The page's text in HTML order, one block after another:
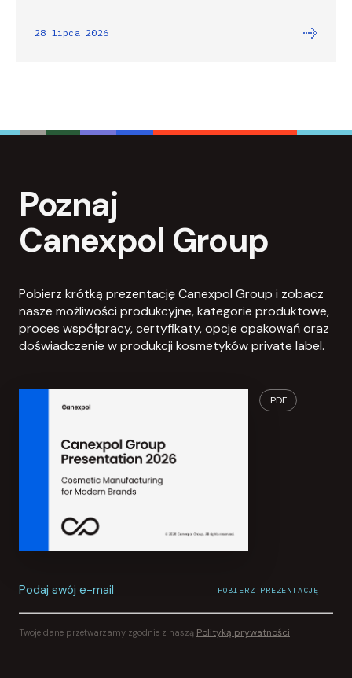
28 lipca 2026
Poznaj
Canexpol Group
Pobierz krótką prezentację Canexpol Group i zobacz
nasze możliwości produkcyjne, kategorie produktowe,
proces współpracy, certyfikaty, opcje opakowań oraz
doświadczenie w produkcji kosmetyków private label.
PDF
Podaj swój e-mail POBIERZ PREZENTACJĘ
Pobieranie prezentacji rozpoczęte.
POTWIERDZENIE WYSŁANE NAYOUR INBOX
Twoje dane przetwarzamy zgodnie z naszą Polityką prywatności